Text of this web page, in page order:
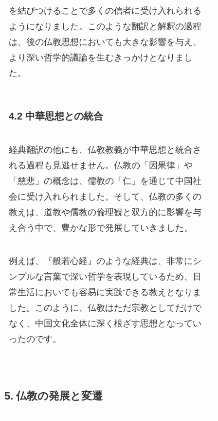
を結びつけることで多くの信者に受け入れられる
ようになりました。このような翻訳と解釈の過程
は、後の仏教思想においても大きな影響を与え、
より深い哲学的議論を生むきっかけとなりまし
た。
4.2 中華思想との統合
経典翻訳の他にも、仏教教義が中華思想と統合さ
れる過程も見逃せません。仏教の「因果律」や
「慈悲」の概念は、儒教の「仁」を通じて中国社
会に受け入れられました。そして、仏教の多くの
教えは、道教や儒教の倫理観と双方的に影響を与
え合う中で、豊かな形で発展していきました。
例えば、『般若心経』のような経典は、非常にシ
ンプルな言葉で深い哲学を表現しているため、日
常生活においても容易に実践できる教えとなりま
した。このように、仏教はただ宗教としてだけで
なく、中国文化全体に深く根ざす思想となってい
ったのです。
5. 仏教の発展と変遷